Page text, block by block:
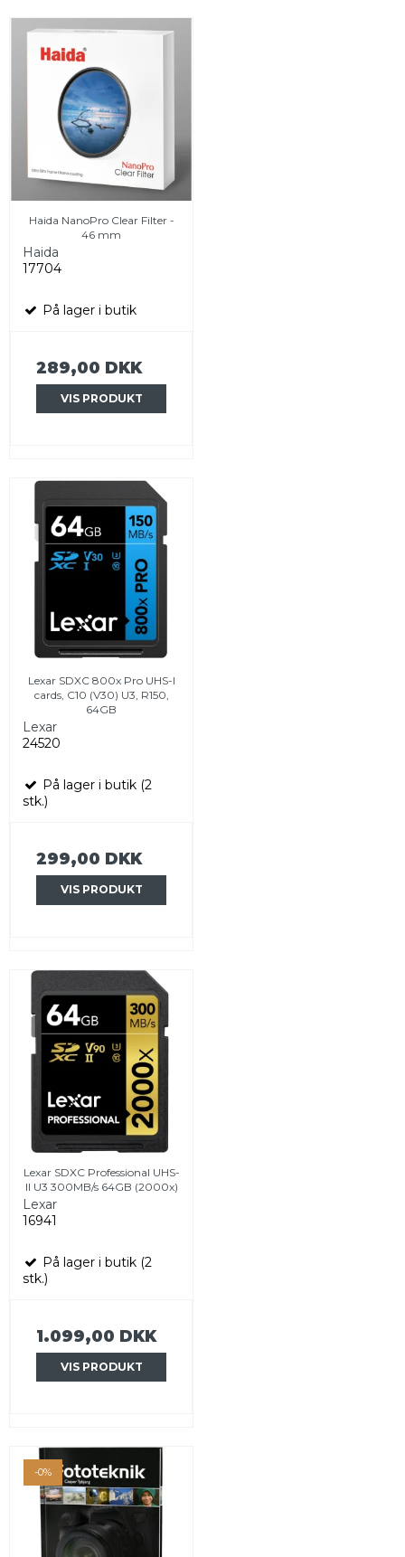
Haida NanoPro Clear Filter -
46 mm
Haida
17704
På lager i butik
289,00 DKK
VIS PRODUKT
Lexar SDXC 800x Pro UHS-I
cards, C10 (V30) U3, R150,
64GB
Lexar
24520
På lager i butik (2
stk.)
299,00 DKK
VIS PRODUKT
Lexar SDXC Professional UHS-
II U3 300MB/s 64GB (2000x)
Lexar
16941
På lager i butik (2
stk.)
1.099,00 DKK
VIS PRODUKT
-0%